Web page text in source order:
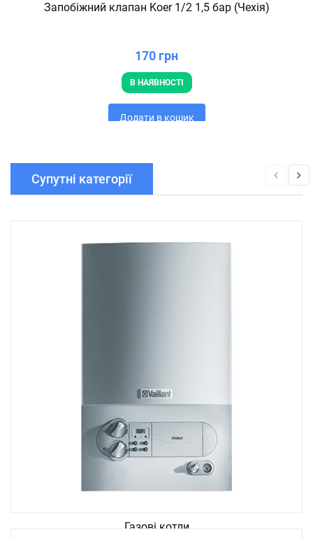
Запобіжний клапан Koer 1/2 1,5 бар (Чехія)
170 грн
В НАЯВНОСТІ
Додати в кошик
Супутні категорії
Газові котли